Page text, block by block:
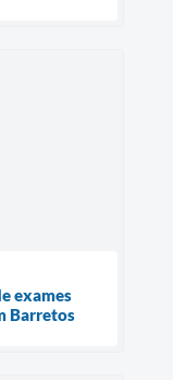
exames
Barretos